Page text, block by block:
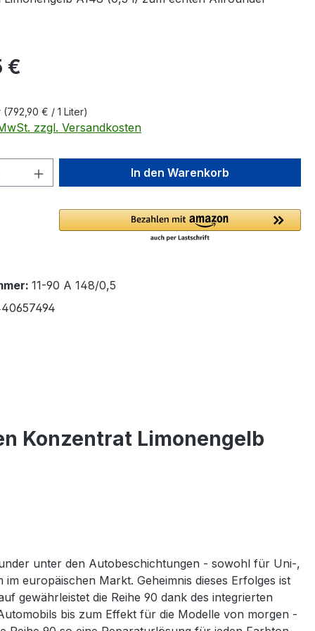
€
(792,90 € / 1 Liter)
zzgl. Versandkosten
Anzahl: Gib den gewünschten Wert
In den Warenkorb
11-90 A 148/0,5
Konzentrat Limonengelb
unter den Autobeschichtungen - sowohl für Uni-,
europäischen Markt. Geheimnis dieses Erfolges ist
gewährleistet die Reihe 90 dank des integrierten
bis zum Effekt für die Modelle von morgen -